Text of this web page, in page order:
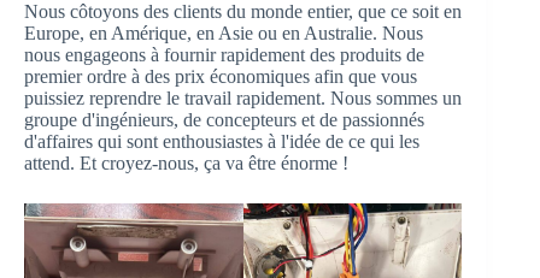
Nous côtoyons des clients du monde entier, que ce soit en
Europe, en Amérique, en Asie ou en Australie. Nous
nous engageons à fournir rapidement des produits de
premier ordre à des prix économiques afin que vous
puissiez reprendre le travail rapidement. Nous sommes un
groupe d'ingénieurs, de concepteurs et de passionnés
d'affaires qui sont enthousiastes à l'idée de ce qui les
attend. Et croyez-nous, ça va être énorme !